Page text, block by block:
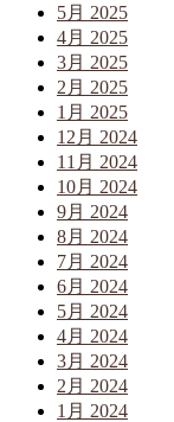
5月 2025
4月 2025
3月 2025
2月 2025
1月 2025
12月 2024
11月 2024
10月 2024
9月 2024
8月 2024
7月 2024
6月 2024
5月 2024
4月 2024
3月 2024
2月 2024
1月 2024